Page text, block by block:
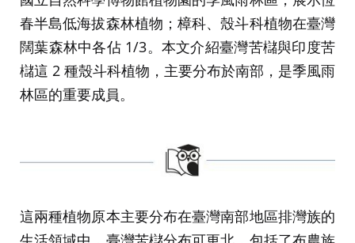
春半島低海拔森林植物；樟科、殼斗科植物在臺灣
闊葉森林中各佔 1/3。本文介紹臺灣苦櫧與印度苦
櫧這 2 種殼斗科植物，主要分布於南部，是季風雨
林區的重要成員。
這兩種植物原本主要分布在臺灣南部地區排灣族的